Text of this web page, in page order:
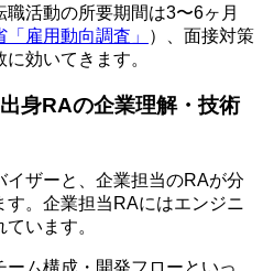
活動の所要期間は3〜6ヶ月
「雇用動向調査」
）、面接対策
効いてきます。
身RAの企業理解・技術
ザーと、企業担当のRAが分
。企業担当RAにはエンジニ
います。
ム構成・開発フローといっ